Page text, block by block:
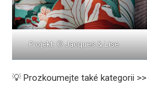
Projekt: © Jacques & Lise
💡 Prozkoumejte také kategorii >>